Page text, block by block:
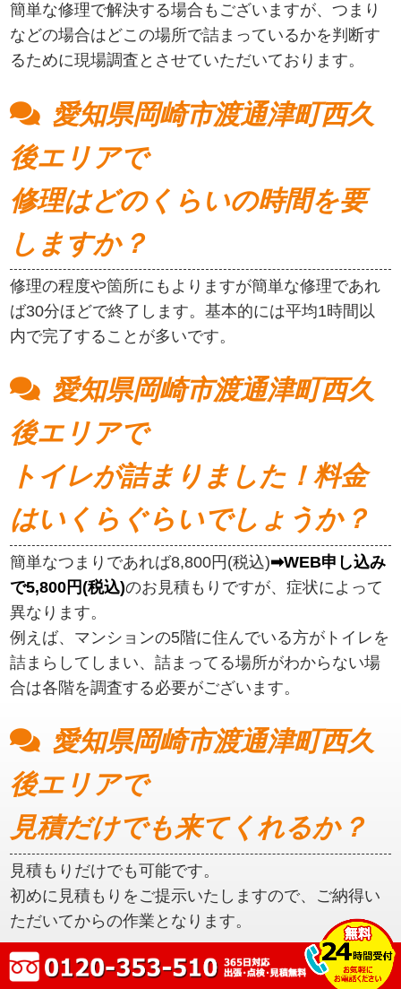
簡単な修理で解決する場合もございますが、つまり
などの場合はどこの場所で詰まっているかを判断す
るために現場調査とさせていただいております。
愛知県岡崎市渡通津町西久
後エリアで
修理はどのくらいの時間を要
しますか？
修理の程度や箇所にもよりますが簡単な修理であれ
ば30分ほどで終了します。基本的には平均1時間以
内で完了することが多いです。
愛知県岡崎市渡通津町西久
後エリアで
トイレが詰まりました！料金
はいくらぐらいでしょうか？
簡単なつまりであれば8,800円(税込)➡WEB申し込み
で5,800円(税込)のお見積もりですが、症状によって
異なります。
例えば、マンションの5階に住んでいる方がトイレを
詰まらしてしまい、詰まってる場所がわからない場
合は各階を調査する必要がございます。
愛知県岡崎市渡通津町西久
後エリアで
見積だけでも来てくれるか？
見積もりだけでも可能です。
初めに見積もりをご提示いたしますので、ご納得い
ただいてからの作業となります。
愛知県岡崎市渡通津町西久